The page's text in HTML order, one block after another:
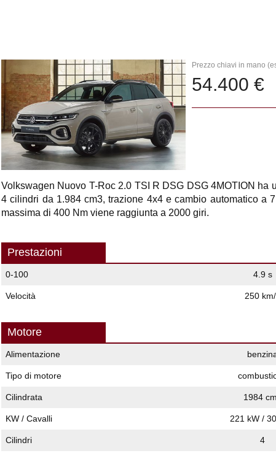
Prezzo chiavi in mano
54.400 €
Volkswagen Nuovo T-Roc 2.0 TSI R DSG DSG 4MOTION ha
4 cilindri da 1.984 cm3, trazione 4x4 e cambio automatico a
massima di 400 Nm viene raggiunta a 2000 giri.
Prestazioni
0-100 4.9 s
Velocità 250
Motore
Alimentazione
Tipo di motore
Cilindrata 1984
KW / Cavalli 221 kW /
Cilindri 4